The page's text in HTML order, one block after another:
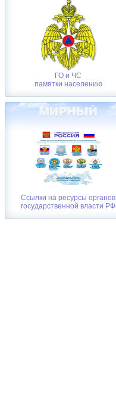
ГО и ЧС
памятки населению
Ссылки на ресурсы органов
государственной власти РФ